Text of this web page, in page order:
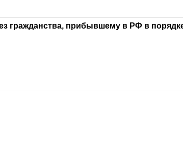
гражданства, прибывшему в РФ в